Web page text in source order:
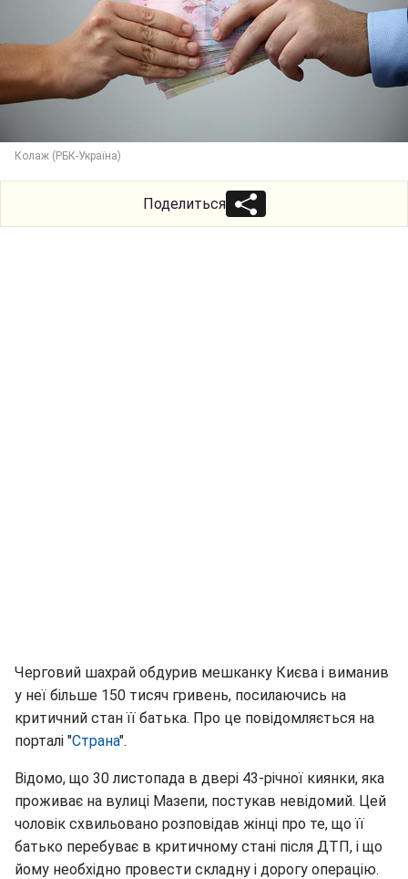
Колаж (РБК-Україна)
Поделиться
Черговий шахрай обдурив мешканку Києва і виманив
у неї більше 150 тисяч гривень, посилаючись на
критичний стан її батька. Про це повідомляється на
порталі "Страна".
Відомо, що 30 листопада в двері 43-річної киянки, яка
проживає на вулиці Мазепи, постукав невідомий. Цей
чоловік схвильовано розповідав жінці про те, що її
батько перебуває в критичному стані після ДТП, і що
йому необхідно провести складну і дорогу операцію.